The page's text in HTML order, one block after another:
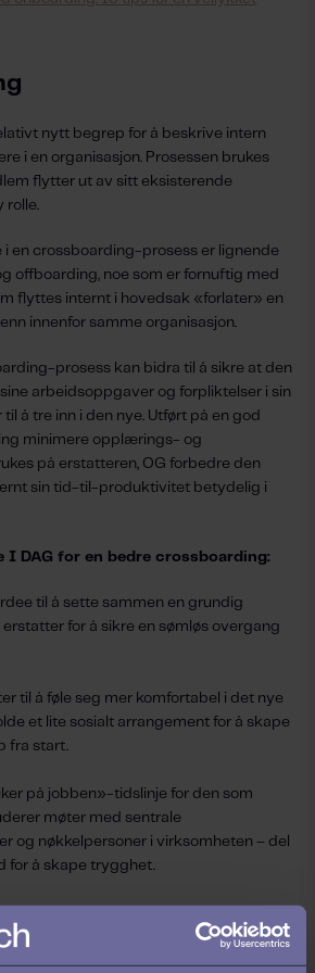
nytt begrep for å beskrive intern
i en organisasjon. Prosessen brukes
flytter ut av sitt eksisterende
rolle.
i en crossboarding-prosess er lignende
offboarding, noe som er fornuftig med
flyttes internt i hovedsak «forlater» en
innenfor samme organisasjon.
prosess kan bidra til å sikre at den
arbeidsoppgaver og forpliktelser i sin
å tre inn i den nye. Utført på en god
minimere opplærings- og
på erstatteren, OG forbedre den
sin tid-til-produktivitet betydelig i
I DAG for en bedre crossboarding:
til å sette sammen en grundig
for å sikre en sømløs overgang
til å føle seg mer komfortabel i det nye
et lite sosialt arrangement for å skape
fra start.
på jobben»-tidslinje for den som
møter med sentrale
og nøkkelpersoner i virksomheten – del
for å skape trygghet.